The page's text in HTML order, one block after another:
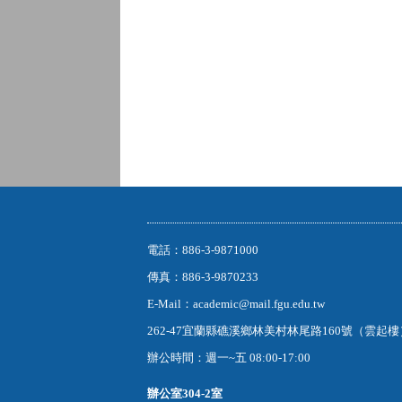
電話：886-3-9871000
傳真：886-3-9870233
E-Mail：academic@mail.fgu.edu.tw
262-47宜蘭縣礁溪鄉林美村林尾路160號（雲起
辦公時間：週一~五 08:00-17:00
辦公室304-2室